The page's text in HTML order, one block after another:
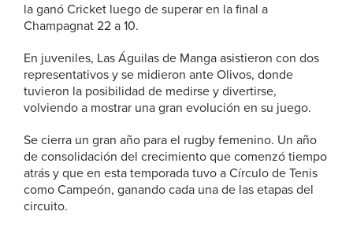
la ganó Cricket luego de superar en la final a
Champagnat 22 a 10.
En juveniles, Las Águilas de Manga asistieron con dos
representativos y se midieron ante Olivos, donde
tuvieron la posibilidad de medirse y divertirse,
volviendo a mostrar una gran evolución en su juego.
Se cierra un gran año para el rugby femenino. Un año
de consolidación del crecimiento que comenzó tiempo
atrás y que en esta temporada tuvo a Círculo de Tenis
como Campeón, ganando cada una de las etapas del
circuito.